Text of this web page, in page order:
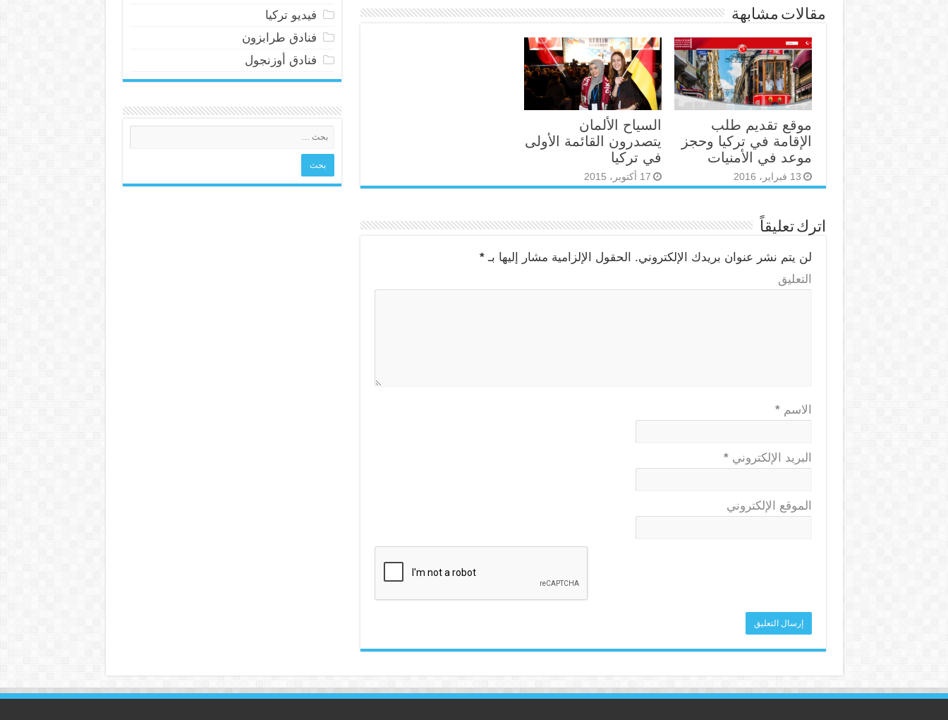
مقالات مشابهة
موقع تقديم طلب
الإقامة في تركيا وحجز
موعد في الأمنيات
13 فبراير، 2016
السياح الألمان
يتصدرون القائمة الأولى
في تركيا
17 أكتوبر، 2015
اترك تعليقاً
لن يتم نشر عنوان بريدك الإلكتروني. الحقول الإلزامية مشار إليها بـ*
التعليق
الاسم*
البريد الإلكتروني*
الموقع الإلكتروني
فيديو تركيا
فنادق طرابزون
فنادق أوزنجول